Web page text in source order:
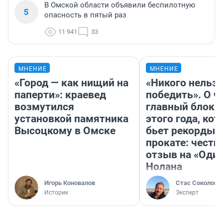
5
В Омской области объявили беспилотную
опасность в пятый раз
11 941 33
МНЕНИЕ
«Город — как нищий на
паперти»: краевед
возмутился
установкой памятника
Высоцкому в Омске
Игорь Коновалов
Историк
МНЕНИЕ
«Никого нельзя
победить». О
главный
этого года,
бьет рекорды в
прокате:
отзыв на
Нолана
Стас Соколов
Эксперт